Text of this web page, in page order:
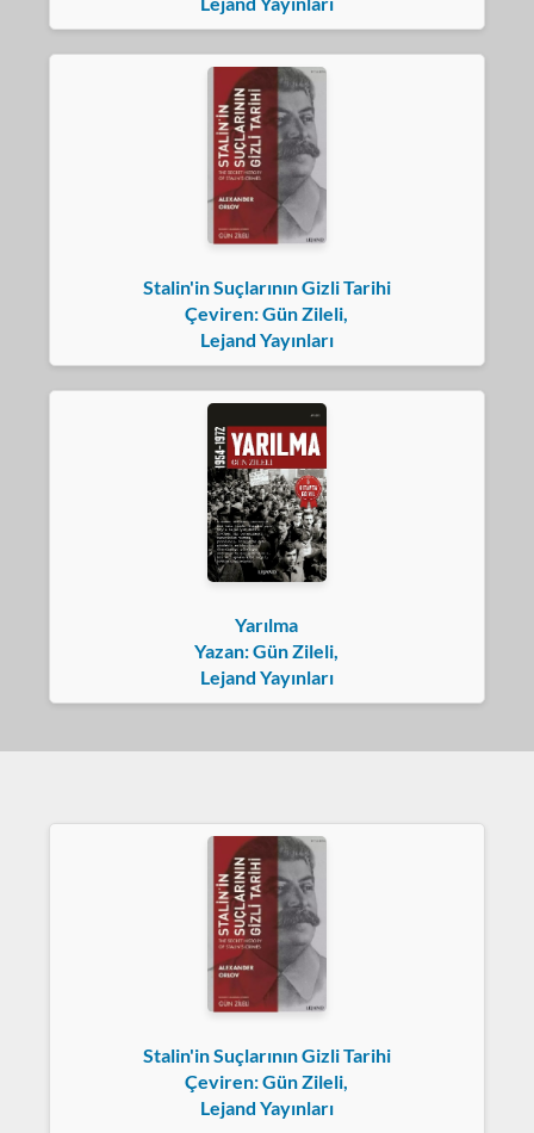
Stalin'in Suçlarının Gizli Tarihi
Çeviren: Gün Zileli,
Lejand Yayınları
Yarılma
Yazan: Gün Zileli,
Lejand Yayınları
Stalin'in Suçlarının Gizli Tarihi
Çeviren: Gün Zileli,
Lejand Yayınları